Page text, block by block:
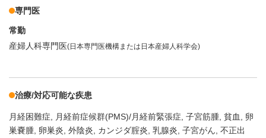
専門医
常勤
産婦人科専門医(日本専門医機構または日本産婦人科学会)
治療/対応可能な疾患
月経困難症 月経前症候群(PMS)/月経前緊張症 子宮筋腫 貧血
卵
巣嚢腫 卵巣炎 外陰炎 カンジダ腟炎 乳腺炎 子宮がん 不正出